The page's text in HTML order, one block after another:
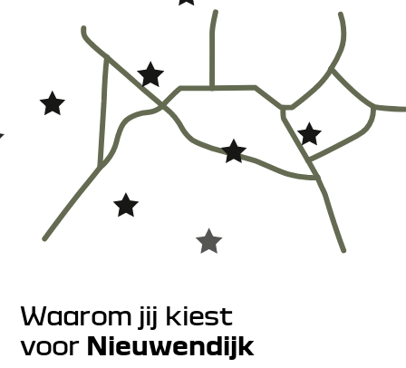
Waarom jij kiest
voor Nieuwendijk